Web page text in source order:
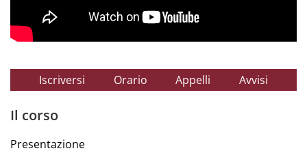
Iscriversi Orario Appelli Avvisi
Il corso
Presentazione